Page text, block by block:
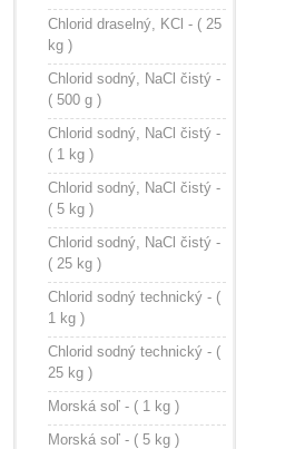
Chlorid draselný, KCl - ( 25
kg )
Chlorid sodný, NaCl čistý -
( 500 g )
Chlorid sodný, NaCl čistý -
( 1 kg )
Chlorid sodný, NaCl čistý -
( 5 kg )
Chlorid sodný, NaCl čistý -
( 25 kg )
Chlorid sodný technický - (
1 kg )
Chlorid sodný technický - (
25 kg )
Morská soľ - ( 1 kg )
Morská soľ - ( 5 kg )